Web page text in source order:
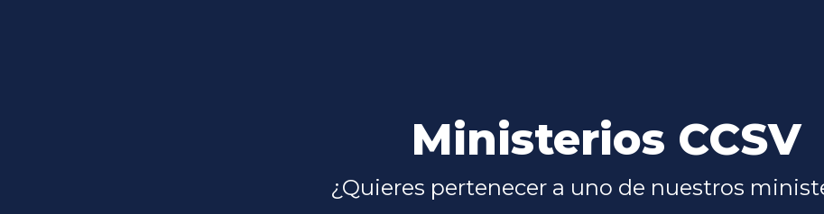
Ministerios CCSV
¿Quieres pertenecer a uno de nuestros